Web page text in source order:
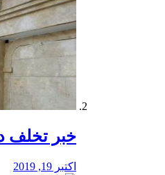
خبر تخلف
اکتبر 19, 2019